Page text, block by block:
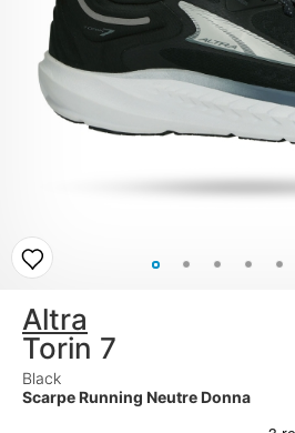
Altra
Torin 7
Black
Scarpe Running Neutre Donna